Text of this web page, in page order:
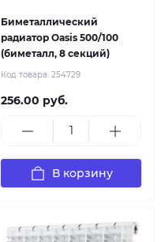
Биметаллический
радиатор Oasis 500/100
(биметалл, 8 секций)
Код товара: 254729
256.00 руб.
В корзину